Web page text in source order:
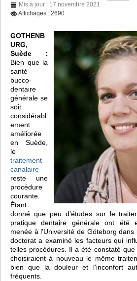
Mis à jour : 17 novembre 2021
Affichages : 2690
GOTHENB
URG,
Suède :
Bien que la
santé
bucco-
dentaire
générale se
soit
considérabl
ement
améliorée
en Suède,
le
traitement
canalaire
reste une
procédure
courante.
Étant
donné que peu d'études sur le
pratique dentaire générale ont été
menée à l'Université de Göteborg
doctorat a examiné les facteurs qui
telles procédures. Il a été constaté
choisiraient à nouveau le même
bien que la douleur et l'inconfort
fréquents.